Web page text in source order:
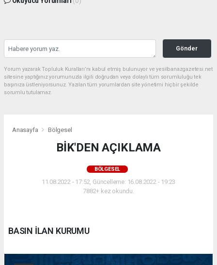
Gönder
Yorum yazarak Topluluk Kuralları’nı kabul etmiş bulunuyor ve yesilbanazgazetesi.net
sitesine yaptığınız yorumunuzla ilgili doğrudan veya dolaylı tüm sorumluluğu tek
başınıza üstleniyorsunuz. Yazılan tüm yorumlardan site yönetimi hiçbir şekilde
sorumlu tutulamaz.
Anasayfa Bölgesel
BİK'DEN AÇIKLAMA
BÖLGESEL
11.08.2022 - 17:52, Güncelleme: 16.08.2022 - 19:23
7882+ kez okundu.
BASIN İLAN KURUMU